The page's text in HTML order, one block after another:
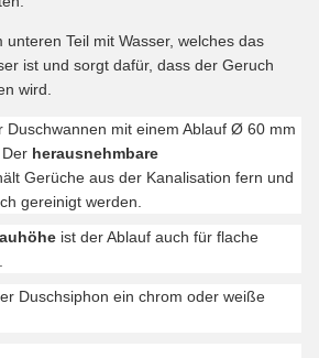
unteren Teil mit Wasser, welches das
ist und sorgt dafür, dass der Geruch
wird.
Duschwannen mit einem Ablauf Ø 60 mm
herausnehmbare
Gerüche aus der Kanalisation fern und
gereinigt werden.
ist der Ablauf auch für flache
Duschsiphon ein chrom oder weiße